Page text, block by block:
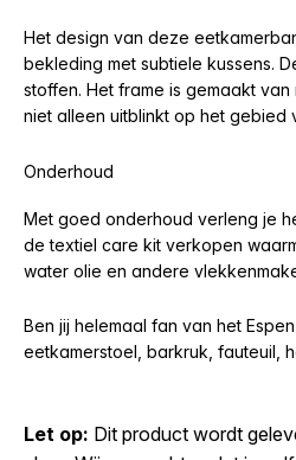
Het design van deze
bekleding met subtiele kussens.
stoffen. Het frame is gemaakt
niet alleen uitblinkt op het gebied
Onderhoud
Met goed onderhoud verleng je
de textiel care kit verkopen
water olie en andere
Ben jij helemaal fan van het
eetkamerstoel, barkruk, fauteuil,
Let op: Dit product wordt